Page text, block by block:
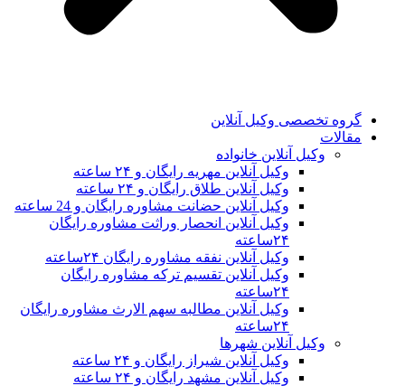
گروه تخصصی وکیل آنلاین
مقالات
وکیل آنلاین خانواده
وکیل آنلاین مهریه رایگان و ۲۴ ساعته
وکیل آنلاین طلاق رایگان و ۲۴ ساعته
وکیل آنلاین حضانت مشاوره رایگان و 24 ساعته
وکیل آنلاین انحصار وراثت مشاوره رایگان
وکیل آنلاین نفقه مشاوره رایگان ۲۴ساعته
وکیل آنلاین تقسیم ترکه مشاوره رایگان
وکیل آنلاین مطالبه سهم الارث مشاوره رایگان
وکیل آنلاین شهرها
وکیل آنلاین شیراز رایگان و ۲۴ ساعته
وکیل آنلاین مشهد رایگان و ۲۴ ساعته